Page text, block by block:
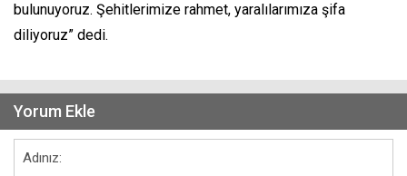
bulunuyoruz. Şehitlerimize rahmet, yaralılarımıza şifa
diliyoruz” dedi.
Yorum Ekle